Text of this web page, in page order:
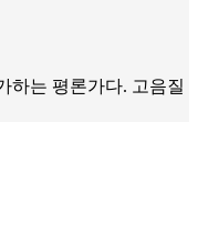
하는 평론가다. 고음질